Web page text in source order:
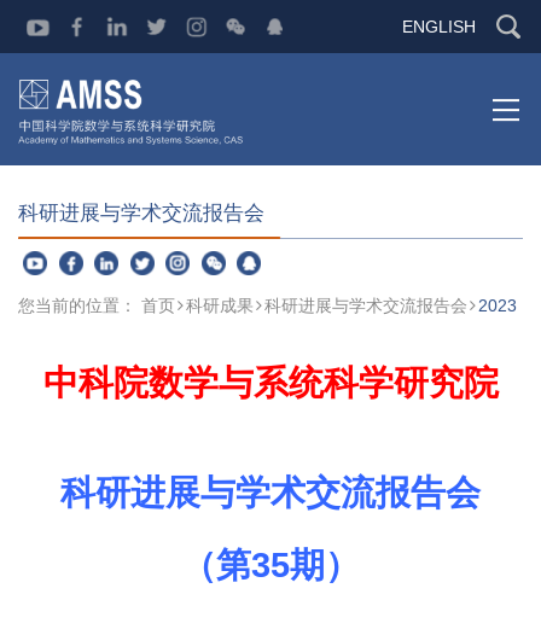
ENGLISH
科研进展与学术交流报告会
您当前的位置： 首页 科研成果 科研进展与学术交流报告会 2023
中科院数学与系统科学研究院
科研进展与学术交流报告会
（第35期）